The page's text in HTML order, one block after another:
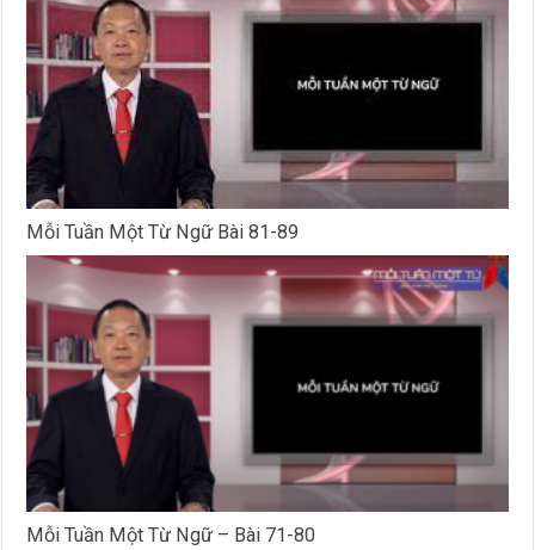
Mỗi Tuần Một Từ Ngữ Bài 81-89
Mỗi Tuần Một Từ Ngữ – Bài 71-80